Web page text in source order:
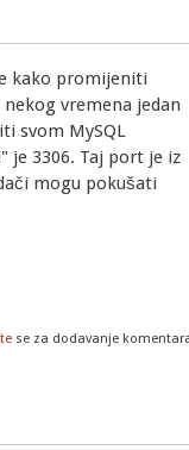
kako promijeniti
vremena jedan
svom MySQL
je 3306. Taj port je iz
mogu pokušati
pristup MySQL-u
se za dodavanje